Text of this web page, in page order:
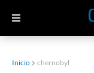
Inicio chernobyl